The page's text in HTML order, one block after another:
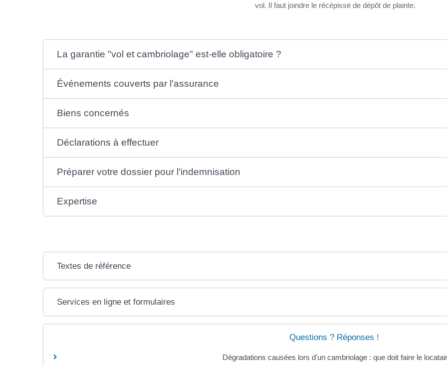
vol. Il faut joindre le récépissé de dépôt de plainte.
La garantie "vol et cambriolage" est-elle obligatoire ?
Événements couverts par l'assurance
Biens concernés
Déclarations à effectuer
Préparer votre dossier pour l'indemnisation
Expertise
Textes de référence
Services en ligne et formulaires
Questions ? Réponses !
Dégradations causées lors d'un cambriolage : que doit faire le